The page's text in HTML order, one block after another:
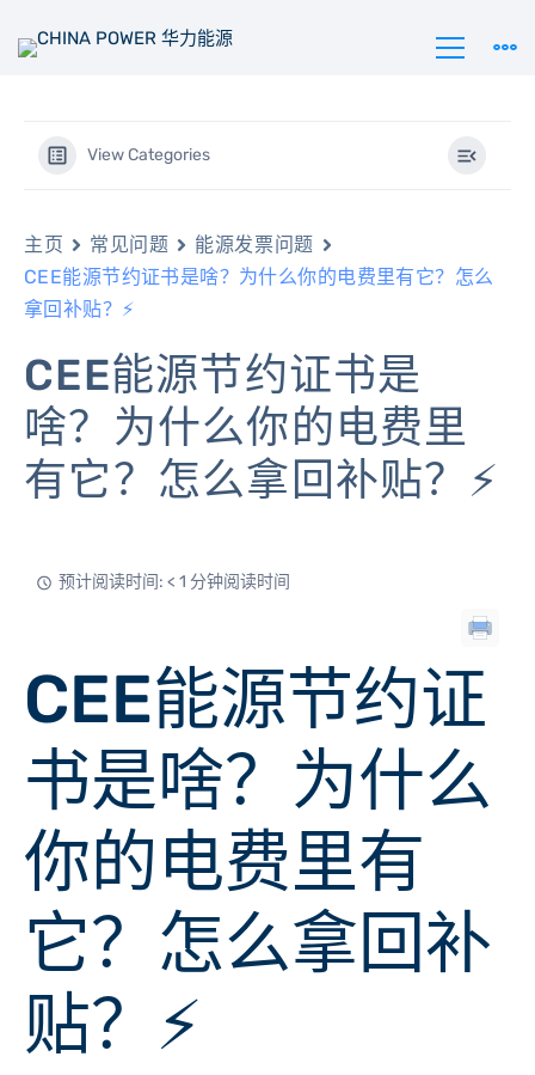
View Categories
主页 常见问题
能源发票问题
CEE能源节约证书是啥？为什么你的电费里有它？怎么
拿回补贴？⚡
CEE能源节约证书是
啥？为什么你的电费里
有它？怎么拿回补贴？⚡
预计阅读时间: < 1 分钟阅读时间
CEE能源节约证
书是啥？为什么
你的电费里有
它？怎么拿回补
贴？ ⚡